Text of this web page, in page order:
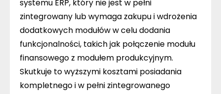
systemu ERP, który nie jest w pełni
zintegrowany lub wymaga zakupu i wdrożenia
dodatkowych modułów w celu dodania
funkcjonalności, takich jak połączenie modułu
finansowego z modułem produkcyjnym.
Skutkuje to wyższymi kosztami posiadania
kompletnego i w pełni zintegrowanego